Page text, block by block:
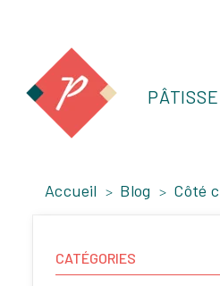
Accueil Blog Côté
CATÉGORIES